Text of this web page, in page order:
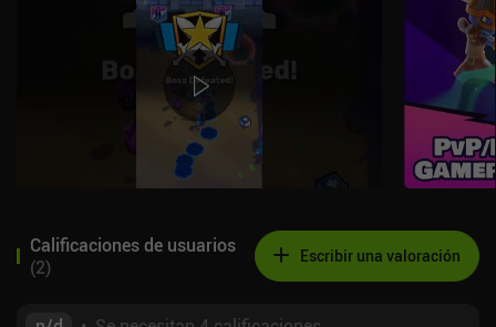
Calificaciones de usuarios
(2) Escribir una valoración